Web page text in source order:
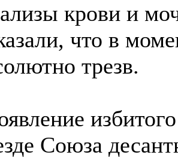
крови и
что в
трезв.
Союза